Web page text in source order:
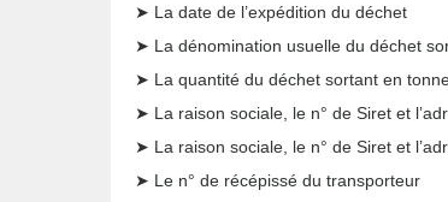
➤ La date de l’expédition du déchet
➤ La dénomination usuelle du déchet
➤ La quantité du déchet sortant en
➤ La raison sociale, le n° de Siret et
➤ La raison sociale, le n° de Siret et
➤ Le n° de récépissé du transporteur